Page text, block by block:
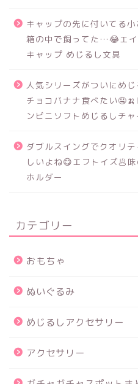
キャップの先に付いてる
箱の中で飼ってた…😂エ
キャップ めじるし文具
人気シリーズがついにめ
チョコバナナ食べたい
ンビニソフトめじるしチャ
ダブルスイングでクオリ
しいよね😋エフトイズ🥟
ホルダー
カテゴリー
おもちゃ
ぬいぐるみ
めじるしアクセサリー
アクセサリー